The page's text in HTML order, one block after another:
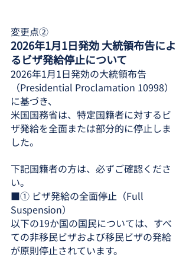
変更点②
2026年1月1日発効 大統領布告によ
るビザ発給停止について
2026年1月1日発効の大統領布告
（Presidential Proclamation 10998）
に基づき、
米国国務省は、特定国籍者に対するビ
ザ発給を全面または部分的に停止しま
した。
下記国籍者の方は、必ずご確認くださ
い。
■① ビザ発給の全面停止（Full
Suspension）
以下の19か国の国民については、すべ
ての非移民ビザおよび移民ビザの発給
が原則停止されています。